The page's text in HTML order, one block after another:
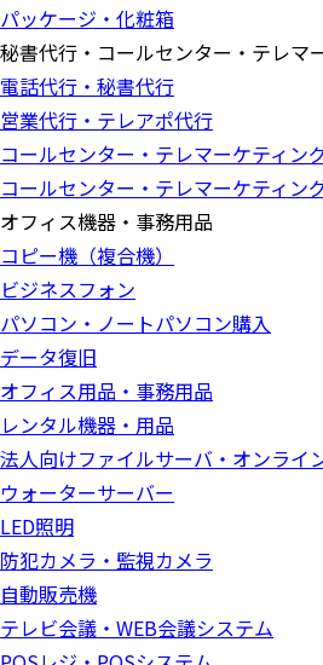
パッケージ・化粧箱
秘書代行・コールセンター・テレマ
電話代行・秘書代行
営業代行・テレアポ代行
コールセンター・テレマーケティン
コールセンター・テレマーケティン
オフィス機器・事務用品
コピー機（複合機）
ビジネスフォン
パソコン・ノートパソコン購入
データ復旧
オフィス用品・事務用品
レンタル機器・用品
法人向けファイルサーバ・オンライ
ウォーターサーバー
LED照明
防犯カメラ・監視カメラ
自動販売機
テレビ会議・WEB会議システム